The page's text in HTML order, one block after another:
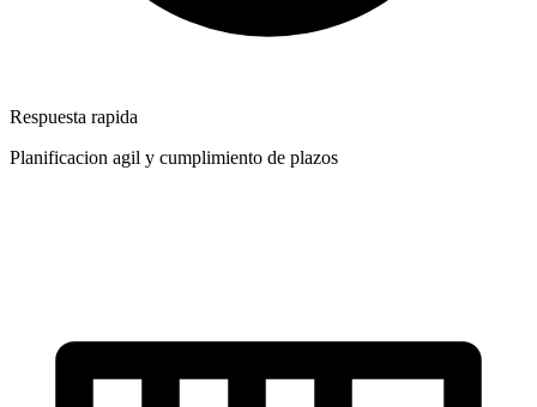
Respuesta rapida
Planificacion agil y cumplimiento de plazos